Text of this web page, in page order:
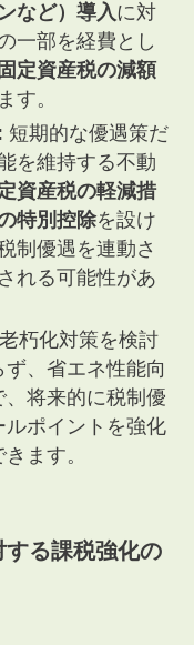
など）導入に対
一部を経費とし
固定資産税の減額
す。
短期的な優遇策だ
を維持する不動
資産税の軽減措
特別控除を設け
制優遇を連動さ
れる可能性があ
朽化対策を検討
、省エネ性能向
将来的に税制優
ポイントを強化
ます。
る課税強化の